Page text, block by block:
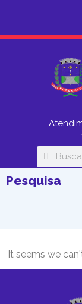
Pesquisa
It seems we